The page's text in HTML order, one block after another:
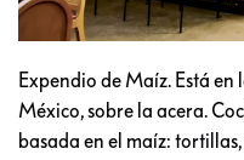
Expendio de Maíz. Está
México, sobre la acera.
basada en el maíz: